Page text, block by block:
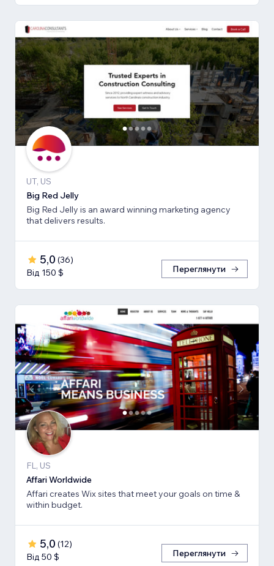
UT, US
Big Red Jelly
Big Red Jelly is an award winning marketing agency
that delivers results.
5,0 (36)
Від 150 $
Переглянути
FL, US
Affari Worldwide
Affari creates Wix sites that meet your goals on time &
within budget.
5,0 (12)
Від 50 $
Переглянути